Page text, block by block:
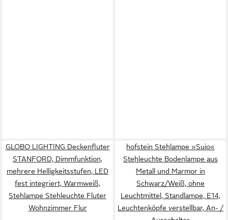
GLOBO LIGHTING Deckenfluter
STANFORD, Dimmfunktion,
mehrere Helligkeitsstufen, LED
fest integriert, Warmweiß,
Stehlampe Stehleuchte Fluter
Wohnzimmer Flur
hofstein Stehlampe »Suio«
Stehleuchte Bodenlampe aus
Metall und Marmor in
Schwarz/Weiß, ohne
Leuchtmittel, Standlampe, E14,
Leuchtenköpfe verstellbar, An- /